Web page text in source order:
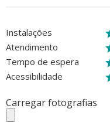
Instalações
Atendimento
Tempo de espera
Acessibilidade
Carregar fotografias